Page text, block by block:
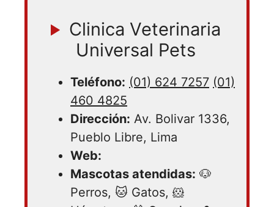
Clinica Veterinaria
Universal Pets
Teléfono: (01) 624 7257 (01)
460 4825
Dirección: Av. Bolivar 1336,
Pueblo Libre, Lima
Web:
Mascotas atendidas: 🐶
Perros, 🐱 Gatos, 🐹